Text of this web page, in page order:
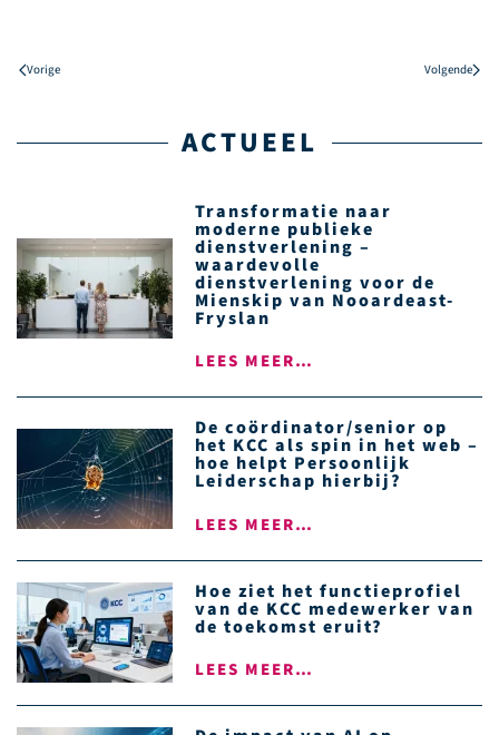
Vorige Volgende
ACTUEEL
Transformatie naar
moderne publieke
dienstverlening –
waardevolle
dienstverlening voor de
Mienskip van Nooardeast-
Fryslan
LEES MEER…
De coördinator/senior op
het KCC als spin in het web –
hoe helpt Persoonlijk
Leiderschap hierbij?
LEES MEER…
Hoe ziet het functieprofiel
van de KCC medewerker van
de toekomst eruit?
LEES MEER…